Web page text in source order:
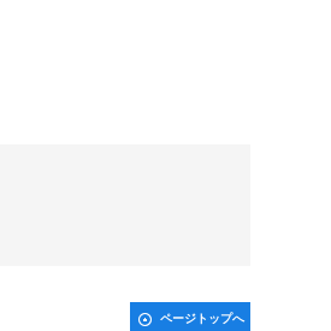
ページトップへ